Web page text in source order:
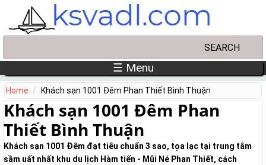
Skip to main content
☰ Menu
Home Khách sạn 1001 Đêm Phan Thiết Bình Thuận
Khách sạn 1001 Đêm Phan
Thiết Bình Thuận
Khách sạn 1001 Đêm đạt tiêu chuẩn 3 sao, tọa lạc tại trung tâm
sầm uất nhất khu du lịch Hàm tiến - Mũi Né Phan Thiết, cách